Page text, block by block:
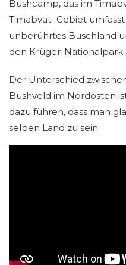
Bushcamp, das im
Timabvati-Gebiet
unberührtes Buschland
den Krüger-Nationalpark.
Der Unterschied
Bushveld im Nordosten
dazu führen, dass man
selben Land zu sein.